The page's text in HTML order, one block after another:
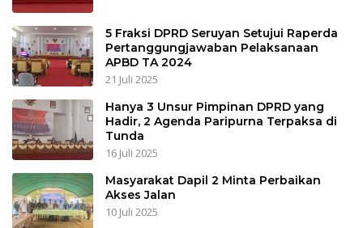
5 Fraksi DPRD Seruyan Setujui Raperda
Pertanggungjawaban Pelaksanaan
APBD TA 2024
21 Juli 2025
Hanya 3 Unsur Pimpinan DPRD yang
Hadir, 2 Agenda Paripurna Terpaksa di
Tunda
16 Juli 2025
Masyarakat Dapil 2 Minta Perbaikan
Akses Jalan
10 Juli 2025